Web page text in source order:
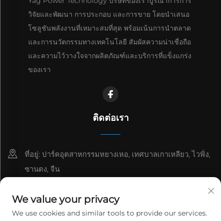
วิจัยและพัฒนา การประกอบ และการขาย โดยนำเสนอ
โซลูชันพลังงานที่เหมาะสมที่สุด พร้อมเน้นการนำตลาด
และการนวัตกรรมทางเทคโนโลยี สัมผัสความน่าเชื่อถือ
และความไว้วางใจจากผลิตภัณฑ์และบริการที่แข็งแกร่ง
ของเรา
ติดต่อเรา
ที่อยู่: ปาร์คอุตสาหกรรมหยางเหอ, เทศบาลเกาเหลียว, ไวฟั่ง,
ซานตง, จีน
[email protected]
We value your privacy
We use cookies and similar tools to provide our services.